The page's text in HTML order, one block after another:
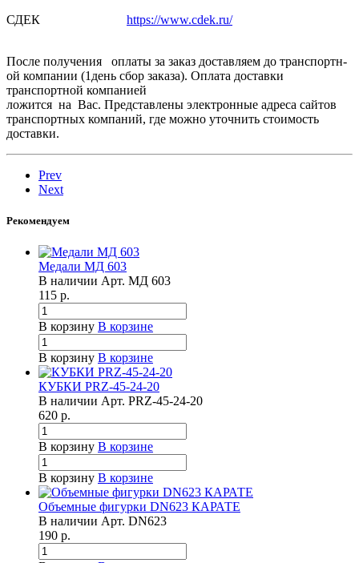
СДЕК https://www.cdek.ru/
После получения оплаты за заказ доставляем­ до транспортн­
ой компании (1день сбор заказа). Оплата доставки
транспортн­ой компанией
ложится на Вас. Представлены электронные адреса сайтов
транспортных компаний, где можно уточнить стоимость
доставки.
Prev
Next
Рекомендуем
Медали МД 603
В наличии Арт. МД 603
115 р.
В корзину В корзине
В корзину В корзине
КУБКИ PRZ-45-24-20
В наличии Арт. PRZ-45-24-20
620 р.
В корзину В корзине
В корзину В корзине
Объемные фигурки DN623 КАРАТЕ
В наличии Арт. DN623
190 р.